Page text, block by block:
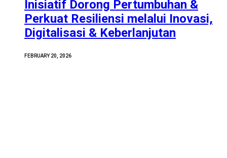
Inisiatif Dorong Pertumbuhan &
Perkuat Resiliensi melalui Inovasi,
Digitalisasi & Keberlanjutan
FEBRUARY 20, 2026